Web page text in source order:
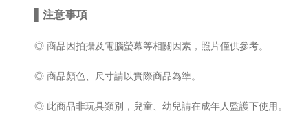
注意事項
◎ 商品因拍攝及電腦螢幕等相關因素，照片僅供參考。
◎ 商品顏色、尺寸請以實際商品為準。
◎ 此商品非玩具類別，兒童、幼兒請在成年人監護下使用。